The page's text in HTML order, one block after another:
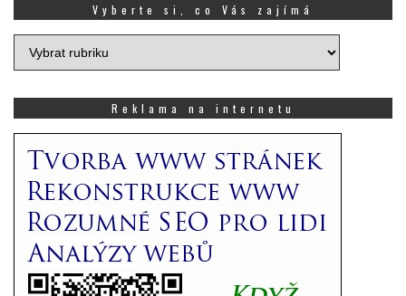
Vyberte si, co Vás zajímá
Vyberte
si,
zajímá
Reklama na internetu